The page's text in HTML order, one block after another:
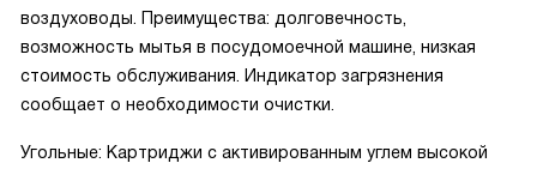
воздуховоды. Преимущества: долговечность,
возможность мытья в посудомоечной машине, низкая
стоимость обслуживания. Индикатор загрязнения
сообщает о необходимости очистки.
Угольные: Картриджи с активированным углем высокой